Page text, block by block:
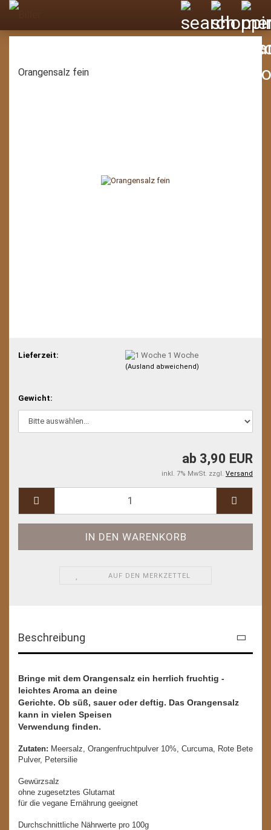
Orangensalz fein
Lieferzeit: 1 Woche
(Ausland abweichend)
Gewicht:
ab 3,90 EUR
inkl. 7% MwSt. zzgl. Versand
AUF DEN MERKZETTEL
Beschreibung
Bringe mit dem Orangensalz ein herrlich fruchtig -
leichtes Aroma an deine
Gerichte. Ob süß, sauer oder deftig. Das Orangensalz
kann in vielen Speisen
Verwendung finden.
Zutaten: Meersalz, Orangenfruchtpulver 10%, Curcuma, Rote Bete
Pulver, Petersilie
Gewürzsalz
ohne zugesetztes Glutamat
für die vegane Ernährung geeignet
Durchschnittliche Nährwerte pro 100g